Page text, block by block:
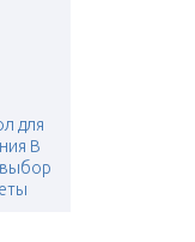
для
В